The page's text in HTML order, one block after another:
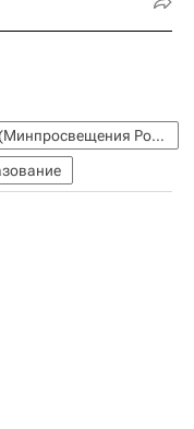
Министерство просвещения России (Минпросвещения России)